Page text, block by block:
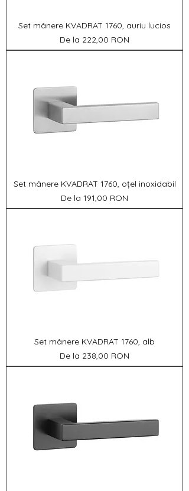
Set mânere KVADRAT 1760, auriu lucios
De la 222,00 RON
Preț redus
Set mânere KVADRAT 1760, oțel inoxidabil
De la 191,00 RON
Preț redus
Set mânere KVADRAT 1760, alb
De la 238,00 RON
Preț redus